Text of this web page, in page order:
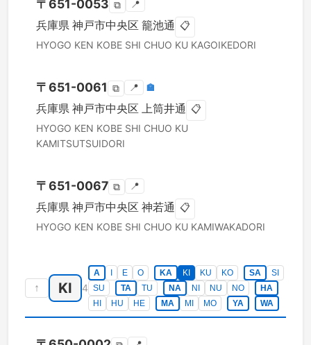
〒651-0053 ⧉ 📍
兵庫県 神戸市中央区 籠池通 📋
HYOGO KEN KOBE SHI CHUO KU KAGOIKEDORI
〒651-0061 ⧉ 📍 🏣
兵庫県 神戸市中央区 上筒井通 📋
HYOGO KEN KOBE SHI CHUO KU
KAMITSUTSUIDORI
〒651-0067 ⧉ 📍
兵庫県 神戸市中央区 神若通 📋
HYOGO KEN KOBE SHI CHUO KU KAMIWAKADORI
↑ KI 4
A E O KA KI KU KO SA
SI
SU
TA TU NA NI NU NO
HA
HI
HU HE MA MI MO YA WA